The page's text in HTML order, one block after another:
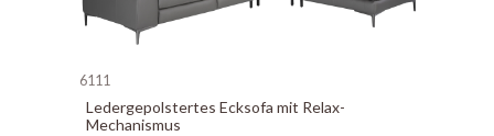
6111
Ledergepolstertes Ecksofa mit Relax-
Mechanismus